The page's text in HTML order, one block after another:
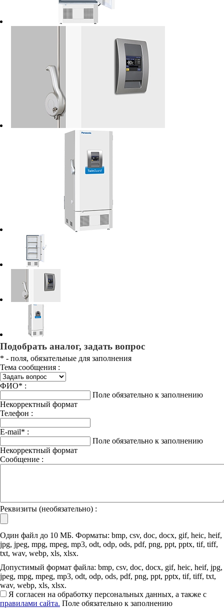
Подобрать аналог, задать вопрос
* - поля, обязательные для заполнения
Тема сообщения :
ФИО* :
Поле обязательно к заполнению
Некорректный формат
Телефон :
E-mail* :
Поле обязательно к заполнению
Некорректный формат
Сообщение :
Реквизиты (необязательно) :
Один файл до 10 МБ. Форматы: bmp, csv, doc, docx, gif, heic, heif,
jpg, jpeg, mpg, mpeg, mp3, odt, odp, ods, pdf, png, ppt, pptx, tif, tiff,
txt, wav, webp, xls, xlsx.
Допустимый формат файла: bmp, csv, doc, docx, gif, heic, heif, jpg,
jpeg, mpg, mpeg, mp3, odt, odp, ods, pdf, png, ppt, pptx, tif, tiff, txt,
wav, webp, xls, xlsx.
Я согласен на обработку персональных данных, а также с
правилами сайта. Поле обязательно к заполнению